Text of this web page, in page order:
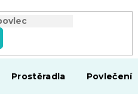
Prostěradla Povlečení